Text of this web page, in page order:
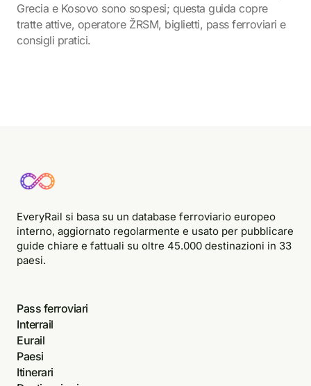
Grecia e Kosovo sono sospesi; questa guida copre
tratte attive, operatore ŽRSM, biglietti, pass ferroviari e
consigli pratici.
EveryRail si basa su un database ferroviario europeo
interno, aggiornato regolarmente e usato per pubblicare
guide chiare e fattuali su oltre 45.000 destinazioni in 33
paesi.
Pass ferroviari
Interrail
Eurail
Paesi
Itinerari